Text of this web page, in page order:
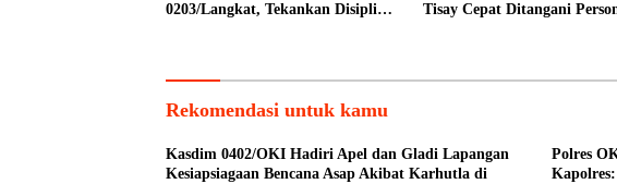
0203/Langkat, Tekankan Disiplin
Tisay Cepat Ditangani
Rekomendasi untuk kamu
Kasdim 0402/OKI Hadiri Apel dan Gladi Lapangan
Kesiapsiagaan Bencana Asap Akibat Karhutla di
Polres